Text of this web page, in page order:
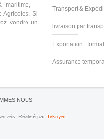
maritime,
Agricoles. Si
vendre un
Transport &
livraison par
Exportation :
Assurance
NOUS
Réalisé par Taknyet